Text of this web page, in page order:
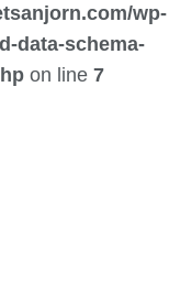
wp-
data-schema-
on line 7